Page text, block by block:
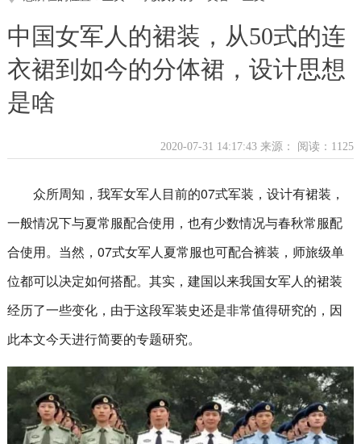
中国女军人的裙装，从50式的连
衣裙到如今的分体裙，设计思想
是啥
2020-07-31 14:17:43 来源： 阅读：1125
众所周知，我军女军人目前的07式军装，设计有裙装，
一般情况下与夏常服配合使用，也有少数情况与春秋常服配
合使用。当然，07式女军人夏常服也可配合裤装，师旅级单
位都可以决定如何搭配。其实，建国以来我国女军人的裙装
经历了一些变化，由于这段军装史还是非常值得研究的，因
此本文今天进行简要的专题研究。